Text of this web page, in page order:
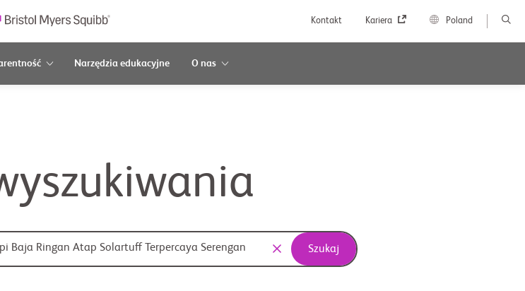
Kontakt Kariera Poland
Narzędzia edukacyjne O nas
Szukaj